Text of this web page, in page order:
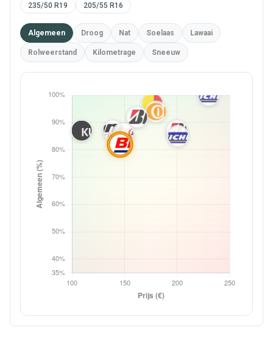
235/50 R19
205/55 R16
Algemeen Droog Nat Soelaas Lawaai
Rolweerstand Kilometrage Sneeuw